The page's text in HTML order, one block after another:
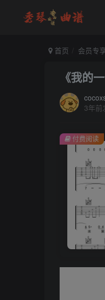
首页 会员专
《我的
3年前
付费阅读